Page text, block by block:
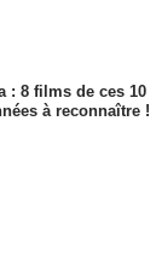
: 8 films de ces 10
à reconnaître !